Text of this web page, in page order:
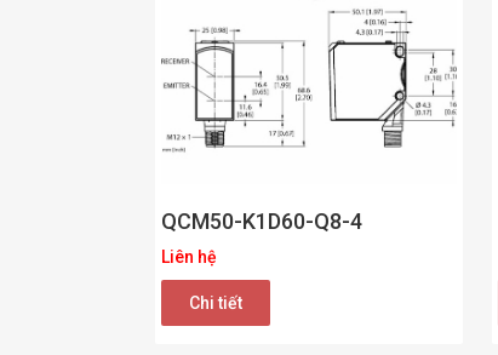
QCM50-K1D60-Q8-4
Liên hệ
Chi tiết